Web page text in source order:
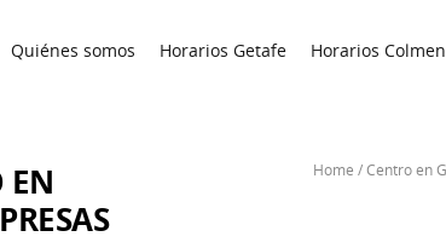
Quiénes somos Horarios Getafe Horarios
EN
Home /Centro en